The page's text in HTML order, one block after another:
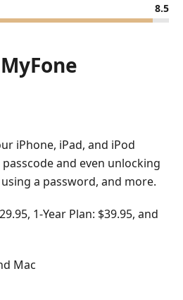
8.5
iPhone, iPad, and iPod
and even unlocking
a password, and more.
1-Year Plan: $39.95, and
Mac